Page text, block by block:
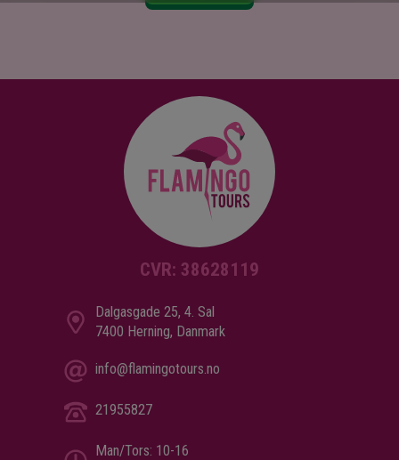
CVR: 38628119
Dalgasgade 25, 4. Sal
7400 Herning, Danmark
info@flamingotours.no
21955827
Man/Tors: 10-16